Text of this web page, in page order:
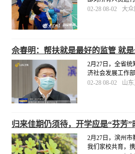
检测，严格落实
02-28 08-02 大众
佘春明：帮扶就是最好的监管 就
2月27日，全省
济社会发展工作
出了统筹推进疫
02-28 08-02 山
归来佳期仍须待，开学应是“芬芳
全市广大家长
2月27日，滨州市
我们家校共育，